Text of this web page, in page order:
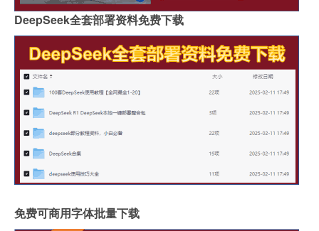
DeepSeek全套部署资料免费下载
免费可商用字体批量下载